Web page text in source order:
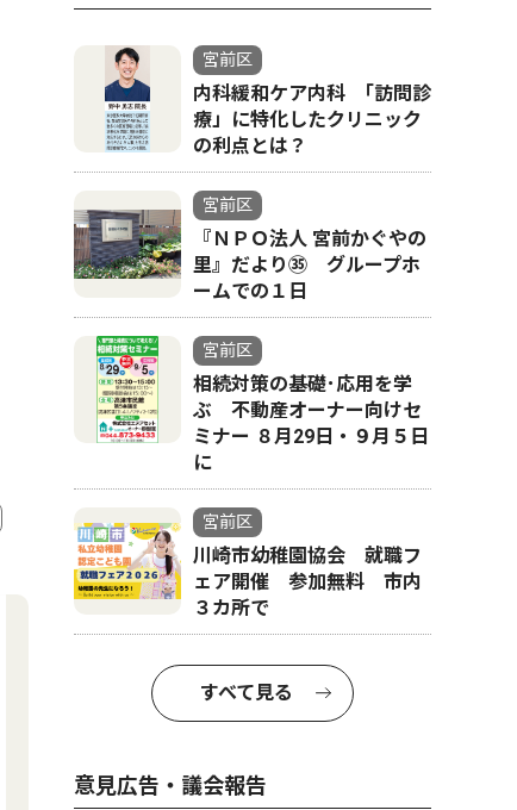
4
宮前区
内科緩和ケア内科 ｢訪問診
療」に特化したクリニック
の利点とは？
宮前区
『ＮＰＯ法人 宮前かぐやの
里』だより㉟ グループホ
ームでの１日
宮前区
相続対策の基礎･応用を学
ぶ 不動産オーナー向けセ
ミナー ８月29日・９月５日
に
宮前区
川崎市幼稚園協会 就職フ
ェア開催 参加無料 市内
３カ所で
すべて見る
意見広告・議会報告